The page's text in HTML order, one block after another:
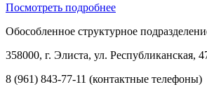
Посмотреть подробнее
Обособленное структурное
358000, г. Элиста, ул. Республиканская,
8 (961) 843-77-11 (контактные телефоны)